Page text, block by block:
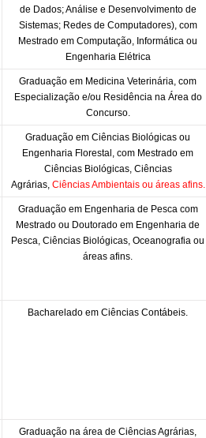
de Dados; Análise e Desenvolvimento de
Sistemas; Redes de Computadores), com
Mestrado em Computação, Informática ou
Engenharia Elétrica
Graduação em Medicina Veterinária, com
Especialização e/ou Residência na Área do
Concurso.
Graduação em Ciências Biológicas ou
Engenharia Florestal, com Mestrado em
Ciências Biológicas, Ciências
Agrárias, Ciências Ambientais ou áreas afins.
Graduação em Engenharia de Pesca com
Mestrado ou Doutorado em Engenharia de
Pesca, Ciências Biológicas, Oceanografia ou
áreas afins.
Bacharelado em Ciências Contábeis.
Graduação na área de Ciências Agrárias,